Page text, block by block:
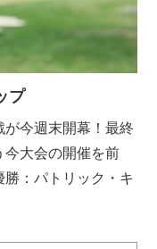
プ
が今週末開幕！最終
今大会の開催を前
：パトリック・キ